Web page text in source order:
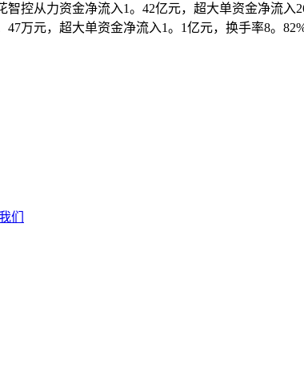
控从力资金净流入1。42亿元，超大单资金净流
万元，超大单资金净流入1。1亿元，换手率8。
们